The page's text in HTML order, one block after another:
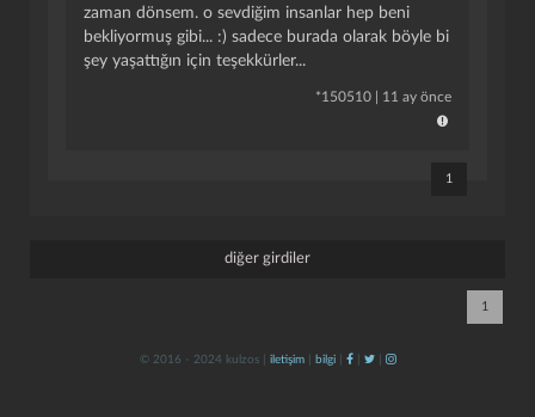
zaman dönsem. o sevdiğim insanlar hep beni
bekliyormuş gibi... :) sadece burada olarak böyle bi
şey yaşattığın için teşekkürler...
*150510 11 ay önce
1
diğer girdiler
1
kapat kaydet
© 2016 - 2024 kulzos | iletişim| bilgi| | |